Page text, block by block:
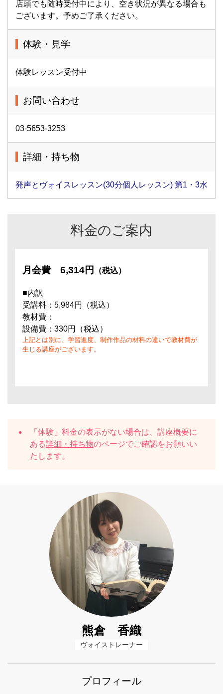
店頭でも随時受付中により、空き状況が異なる場合も
ございます。予めご了承ください。
体験・見学
体験レッスン受付中
お問い合わせ
03-5653-3253
詳細・持ち物
発声とヴォイスレッスン(30分個人レッスン) 第1・3水
料金のご案内
月会費 6,314円 （税込）
■内訳
受講料：5,984円（税込）
教材費：
設備費：330円（税込）
上記とは別に、学習進度、制作作品の材料の違いで教材費が
生じる講座がございます。
「体験」料金の表示がない場合は、講座概要に
ある詳細・持ち物のページでご確認をお願いい
たします。
熊倉 香織
ヴォイストレーナー
プロフィール